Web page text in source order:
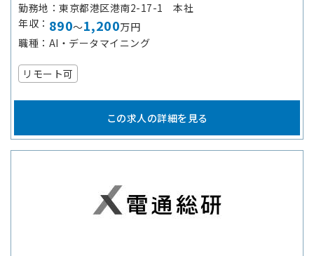
勤務地
東京都港区港南2-17-1 本社
年収
890～1,200万円
職種
AI・データマイニング
リモート可
この求人の詳細を見る